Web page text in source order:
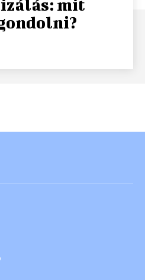
mit